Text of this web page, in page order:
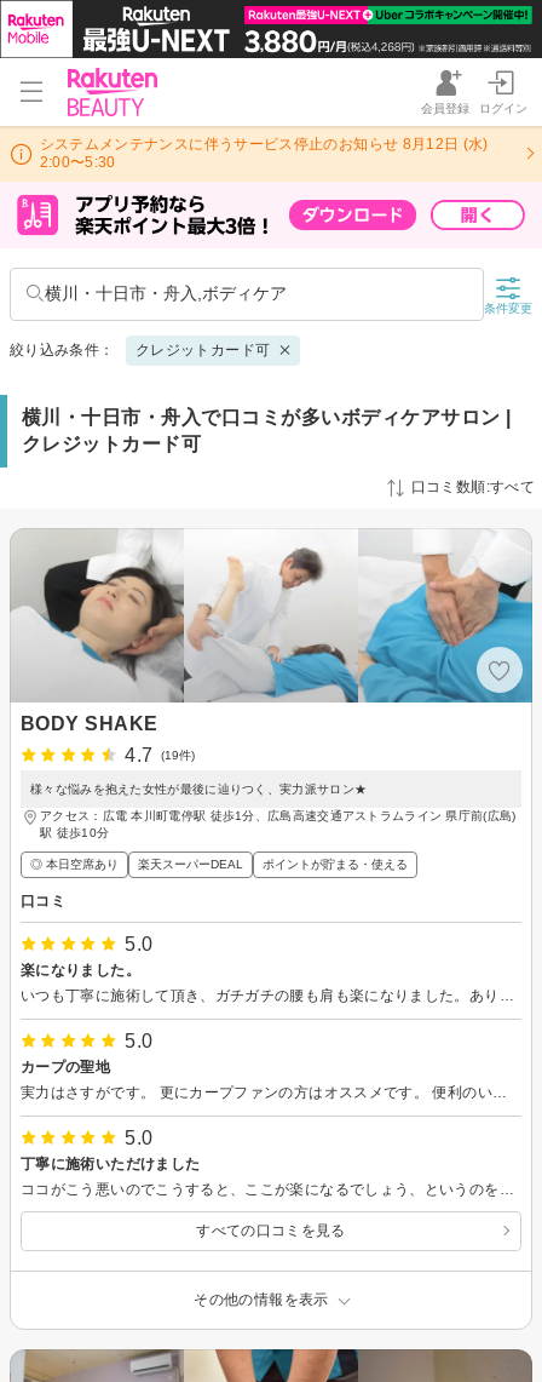
会員登録 ログイン
システムメンテナンスに伴うサービス停止のお知らせ 8月12日 (水)
2:00〜5:30
横川・十日市・舟入,ボディケア
条件変更
絞り込み条件： クレジットカード可
横川・十日市・舟入で口コミが多いボディケアサロン |
クレジットカード可
口コミ数順:すべて
BODY SHAKE
4.7
(19件)
様々な悩みを抱えた女性が最後に辿りつく、実力派サロン★
アクセス：広電 本川町電停駅 徒歩1分、広島高速交通アストラムライン 県庁前(広島)
駅 徒歩10分
◎ 本日空席あり 楽天スーパーDEAL ポイントが貯まる・使える
口コミ
5.0
楽になりました。
5.0
カープの聖地
実力はさすがです。 更にカープファンの方はオススメです。 便利のいい場所でもあるので 訪れてみてはいかがでしょうか？ ありがとうございました。
5.0
丁寧に施術いただけました
すべての口コミを見る
その他の情報を表示